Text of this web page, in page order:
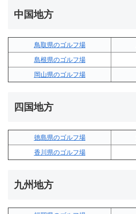
中国地方
鳥取県のゴルフ場
島根県のゴルフ場
岡山県のゴルフ場
四国地方
徳島県のゴルフ場
香川県のゴルフ場
九州地方